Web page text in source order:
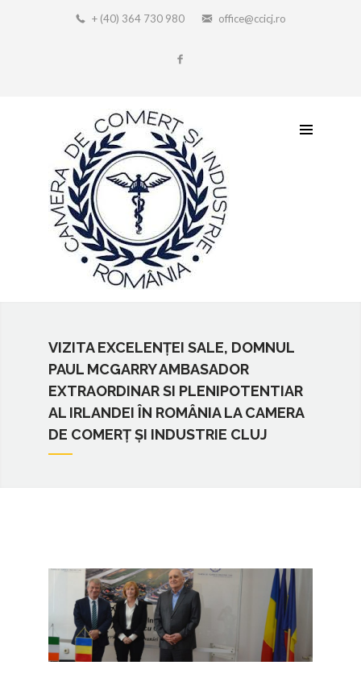
+ (40) 364 730 980 office@ccicj.ro
VIZITA EXCELENȚEI SALE, DOMNUL
PAUL MCGARRY AMBASADOR
EXTRAORDINAR SI PLENIPOTENTIAR
AL IRLANDEI ÎN ROMÂNIA LA CAMERA
DE COMERȚ ȘI INDUSTRIE CLUJ